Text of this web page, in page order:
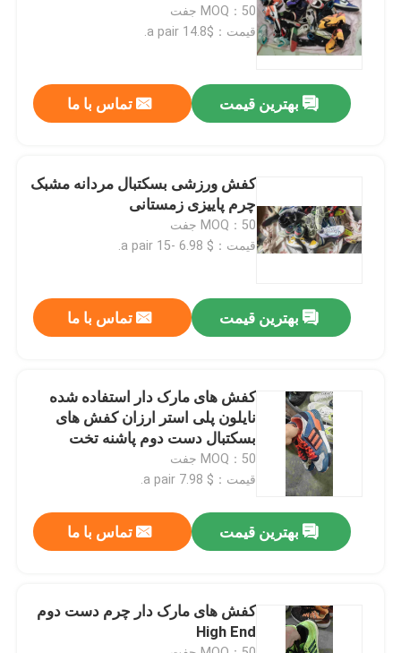
MOQ：50 جفت
قیمت：$14.8 a pair.
بهترین قیمت تماس با ما
کفش ورزشی بسکتبال مردانه مشبک
چرم پاییزی زمستانی
MOQ：50 جفت
قیمت：$ 6.98 -15 a pair.
بهترین قیمت تماس با ما
کفش های مارک دار استفاده شده
نایلون پلی استر ارزان کفش های
بسکتبال دست دوم پاشنه تخت
MOQ：50 جفت
قیمت：$ 7.98 a pair.
بهترین قیمت تماس با ما
کفش های مارک دار چرم دست دوم
High End